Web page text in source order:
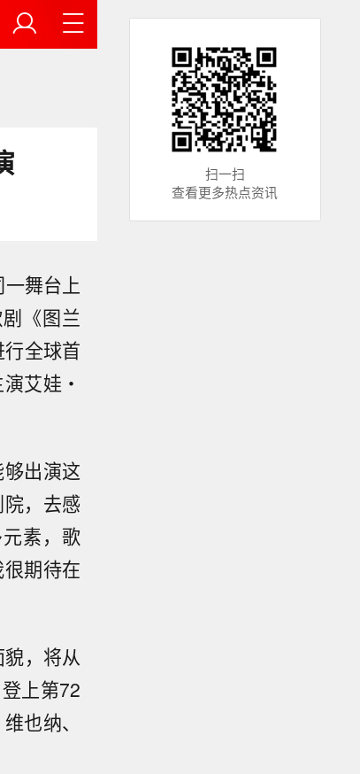
舞台上
《图兰
全球首
艾娃・
出演这
，去感
素，歌
期待在
，将从
上第72
也纳、
扫一扫
查看更多热点资讯